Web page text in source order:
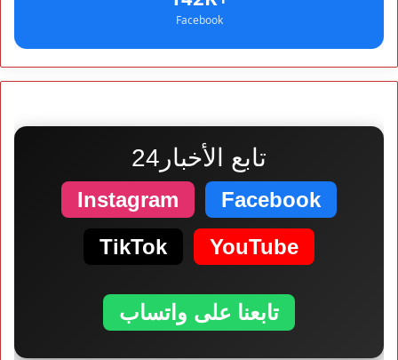
Facebook
تابع الأخبار24
Facebook
Instagram
YouTube
TikTok
تابعنا على واتساب